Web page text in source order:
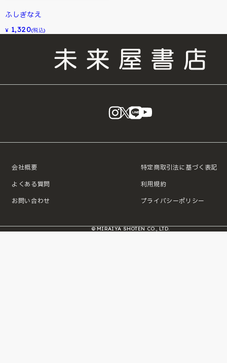
ふしぎなえ
¥ 1,320(税込)
instagram
X LINE
会社概要
よくある質問
お問い合わせ
特定商取引法に基づく表記
利用規約
プライバシーポリシー
© MIRAIYA SHOTEN CO., LTD.